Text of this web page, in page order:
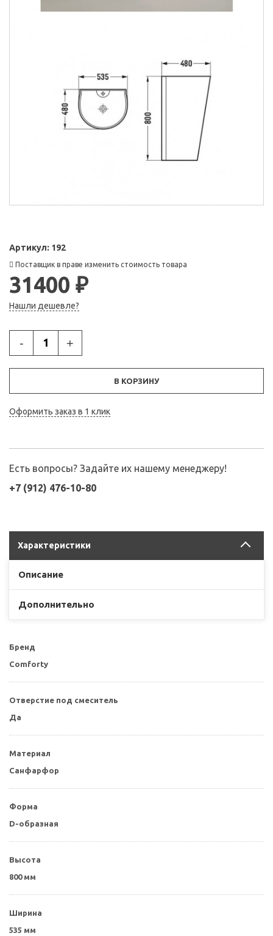
Артикул: 192
Поставщик в праве изменить стоимость товара
31400 ₽
Нашли дешевле?
- +
В КОРЗИНУ
Оформить заказ в 1 клик
Есть вопросы? Задайте их нашему менеджеру!
+7 (912) 476-10-80
Характеристики
Описание
Дополнительно
Бренд
Comforty
Отверстие под смеситель
Да
Материал
Санфарфор
Форма
D-образная
Высота
800 мм
Ширина
535 мм